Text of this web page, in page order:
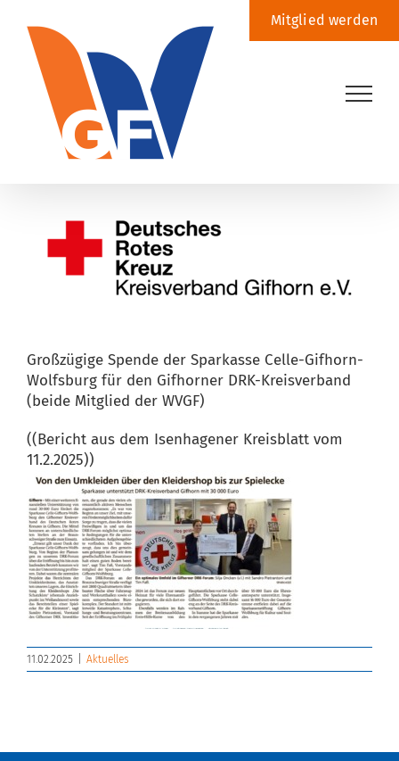
Inhalt
springen
Mitglied werden
Großzügige Spende der Sparkasse Celle-Gifhorn-
Wolfsburg für den Gifhorner DRK-Kreisverband
(beide Mitglied der WVGF)
((Bericht aus dem Isenhagener Kreisblatt vom
11.2.2025))
11.02.2025 Aktuelles